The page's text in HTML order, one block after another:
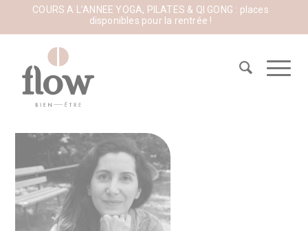
COURS A L’ANNEE YOGA, PILATES & QI GONG : places
disponibles pour la rentrée !